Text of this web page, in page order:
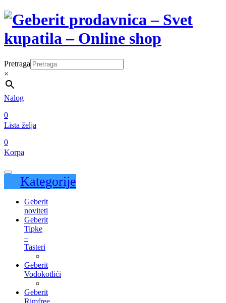
Pretraga
×
Nalog
0
Lista želja
0
Korpa
Kategorije
Geberit
noviteti
Geberit
Tipke
–
Tasteri
Geberit
Vodokotlići
Geberit
Rimfree